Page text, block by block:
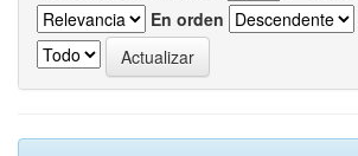
En orden